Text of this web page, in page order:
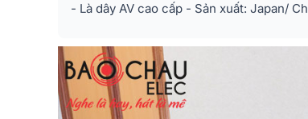
- Là dây AV cao cấp - Sản xuất: Japan/